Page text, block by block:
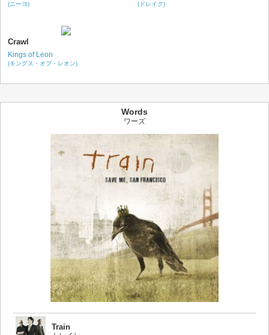
(ニーヨ) (ドレイク)
Crawl
Kings of Leon
(キングス・オブ・レオン)
Words
ワーズ
Train